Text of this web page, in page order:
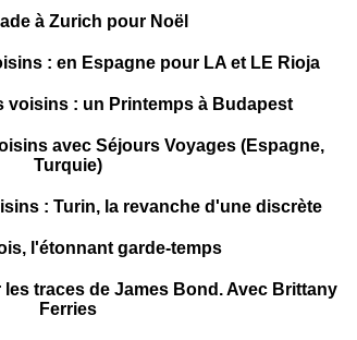
à Zurich pour Noël
: en Espagne pour LA et LE Rioja
voisins : un Printemps à Budapest
avec Séjours Voyages (Espagne,
Turquie)
: Turin, la revanche d'une discrète
l'étonnant garde-temps
traces de James Bond. Avec Brittany
Ferries